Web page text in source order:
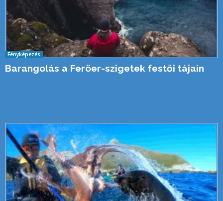
Fényképezés
Barangolás a Feröer-szigetek festői tájain